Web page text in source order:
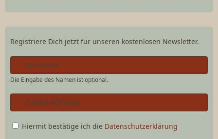
Registriere Dich jetzt für unseren kostenlosen Newsletter.
Die Eingabe des Namen ist optional.
Hiermit bestätige ich die Datenschutzerklärung